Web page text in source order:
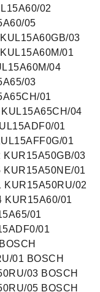
02
05
03
01
04
03
01
04
01
01
KUR15A50GB/03
KUR15A50NE/01
KUR15A50RU/02
KUR15A60/01
01
01
01 BOSCH
03 BOSCH
05 BOSCH